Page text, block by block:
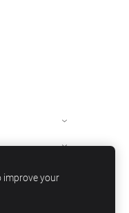
›
›
improve your